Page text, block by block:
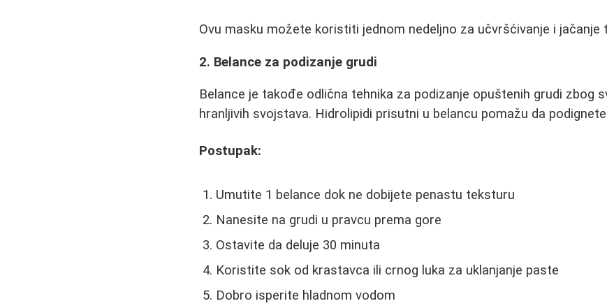
Ovu masku možete koristiti jednom nedeljno za učvršćivanje i jačanje
2. Belance za podizanje grudi
Belance je takođe odlična tehnika za podizanje opuštenih grudi zbog
hranljivih svojstava. Hidrolipidi prisutni u belancu pomažu da
Postupak:
Umutite 1 belance dok ne dobijete penastu teksturu
Nanesite na grudi u pravcu prema gore
Ostavite da deluje 30 minuta
Koristite sok od krastavca ili crnog luka za uklanjanje paste
Dobro isperite hladnom vodom